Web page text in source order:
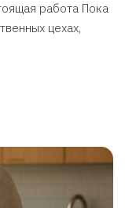
работа Пока
цехах,